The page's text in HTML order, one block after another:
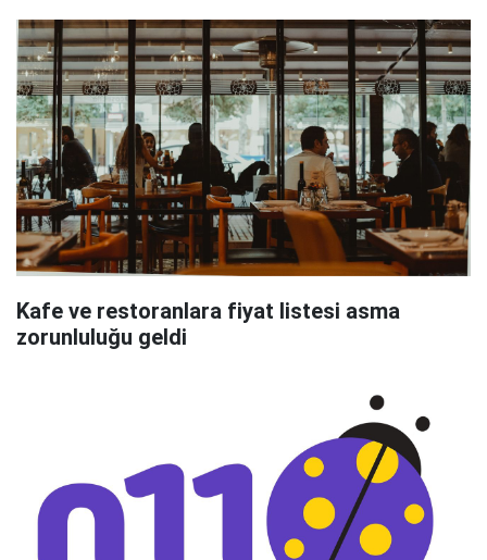
Kafe ve restoranlara fiyat listesi asma
zorunluluğu geldi